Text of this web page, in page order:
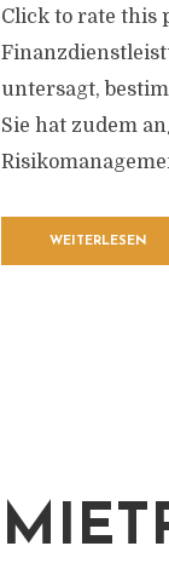
Click to rate this
untersagt,
Sie hat zudem
WEITERLESEN